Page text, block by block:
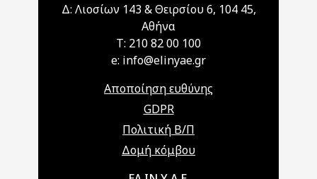
Δ: Λιοσίων 143 & Θειρσίου 6, 104 45,
Αθήνα
T: 210 82 00 100
e: info@elinyae.gr
Αποποίηση ευθύνης
GDPR
Πολιτική Β/Π
Δομή κόμβου